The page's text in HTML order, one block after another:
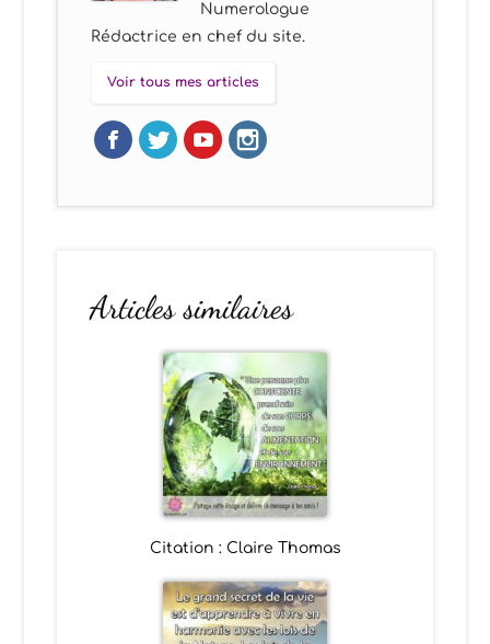
Numerologue
Rédactrice en chef du site.
Voir tous mes articles
Articles similaires
Citation : Claire Thomas